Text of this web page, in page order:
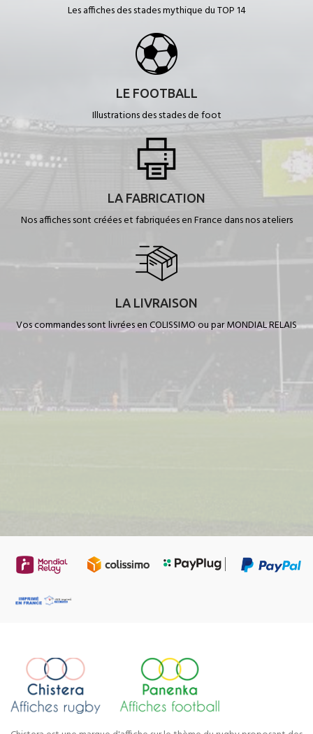
Les affiches des stades mythique du TOP 14
LE FOOTBALL
Illustrations des stades de foot
LA FABRICATION
Nos affiches sont créées et fabriquées en France dans nos ateliers
LA LIVRAISON
Vos commandes sont livrées en COLISSIMO ou par MONDIAL RELAIS